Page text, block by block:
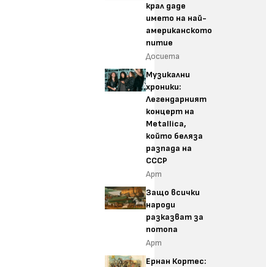
крал даде
името на най-
американското
питие
Досиета
Музикални
хроники:
Легендарният
концерт на
Metallica,
който беляза
разпада на
СССР
Арт
Защо всички
народи
разказват за
потопа
Арт
Ернан Кортес: